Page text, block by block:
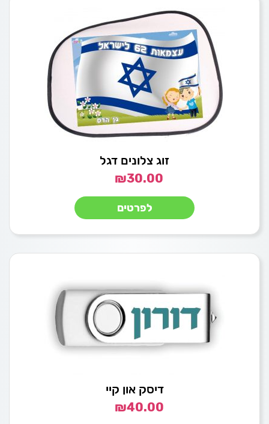
זוג צלונים דגל
₪30.00
לפרטים
דיסק און קיי
₪40.00